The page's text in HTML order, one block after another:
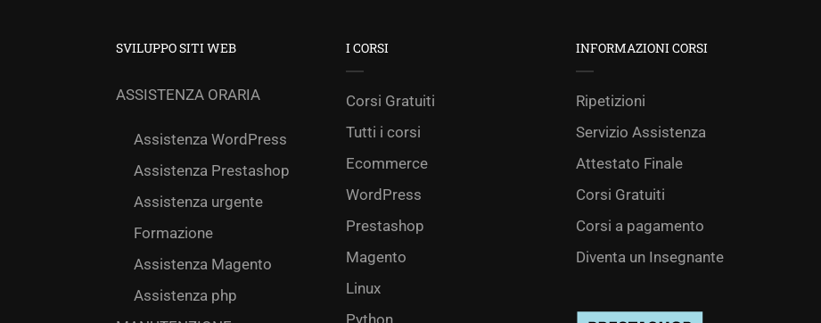
SVILUPPO SITI WEB
ASSISTENZA ORARIA
Assistenza WordPress
Assistenza Prestashop
Assistenza urgente
Formazione
Assistenza Magento
Assistenza php
I CORSI
Corsi Gratuiti
Tutti i corsi
Ecommerce
WordPress
Prestashop
Magento
Linux
Python
INFORMAZIONI CORSI
Ripetizioni
Servizio Assistenza
Attestato Finale
Corsi Gratuiti
Corsi a pagamento
Diventa un Insegnante